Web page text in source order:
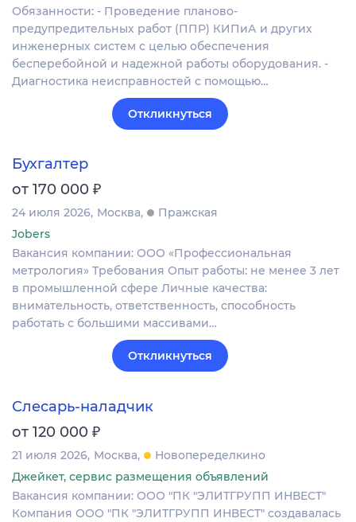
Обязанности: - Проведение планово-
предупредительных работ (ППР) КИПиА и других
инженерных систем с целью обеспечения
бесперебойной и надежной работы оборудования. -
Диагностика неисправностей с помощью…
Откликнуться
Бухгалтер
от 170 000 ₽
24 июля 2026 Москва
Пражская
Jobers
Вакансия компании: ООО «Профессиональная
метрология» Требования Опыт работы: не менее 3 лет
в промышленной сфере Личные качества:
внимательность, ответственность, способность
работать с большими массивами…
Откликнуться
Слесарь-наладчик
от 120 000 ₽
21 июля 2026 Москва
Новопеределкино
Джейкет, сервис размещения объявлений
Вакансия компании: ООО "ПК "ЭЛИТГРУПП ИНВЕСТ"
Компания ООО "ПК "ЭЛИТГРУПП ИНВЕСТ" создавалась